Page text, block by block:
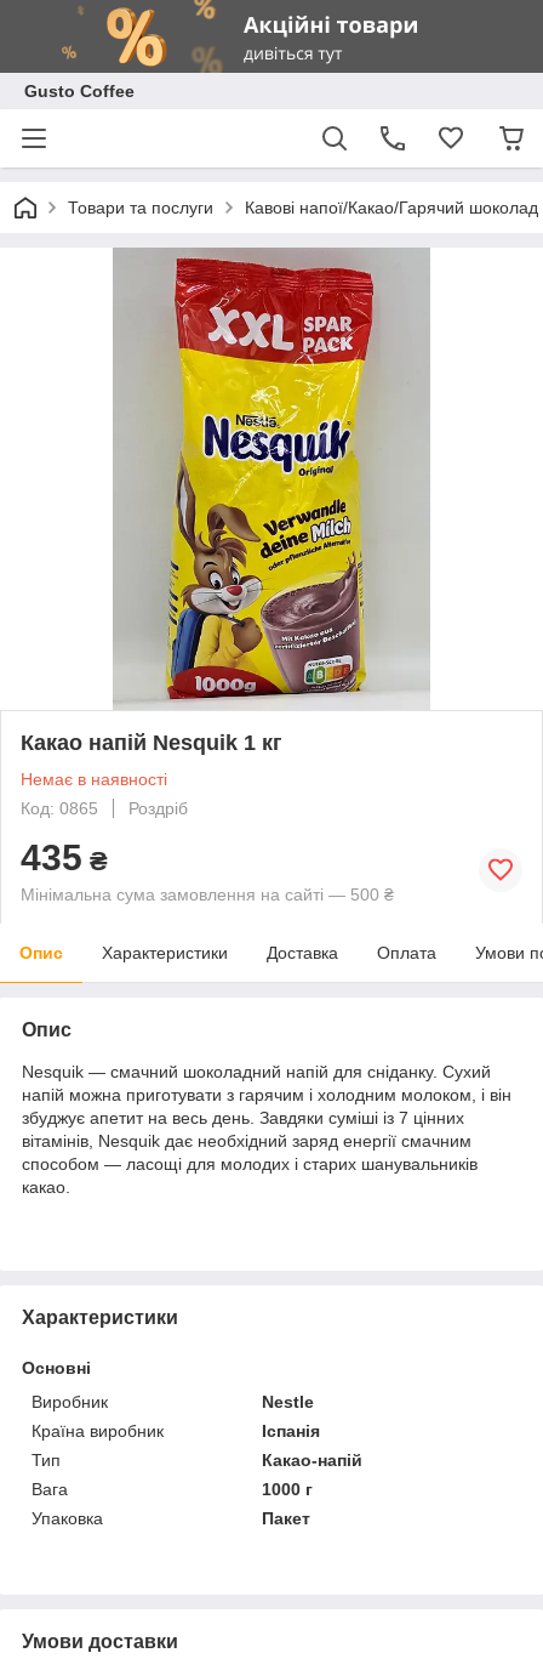
Gusto Coffee
Товари та послуги Кавові напої/Какао/Гарячий шоколад
Какао напій Nesquik 1 кг
Немає в наявності
Код: 0865
Роздріб
435 ₴
Мінімальна сума замовлення на сайті — 500 ₴
Опис Характеристики Доставка Оплата Умови
Опис
Nesquik — смачний шоколадний напій для сніданку. Сухий
напій можна приготувати з гарячим і холодним молоком, і він
збуджує апетит на весь день. Завдяки суміші із 7 цінних
вітамінів, Nesquik дає необхідний заряд енергії смачним
способом — ласощі для молодих і старих шанувальників
какао.
Характеристики
Основні
Виробник
Nestle
Країна виробник
Іспанія
Тип
Какао-напій
Вага
1000 г
Упаковка
Пакет
Умови доставки